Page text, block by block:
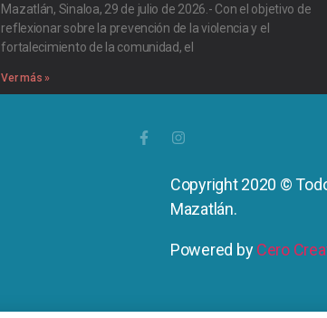
Mazatlán, Sinaloa, 29 de julio de 2026.- Con el objetivo de
reflexionar sobre la prevención de la violencia y el
fortalecimiento de la comunidad, el
Ver más »
Copyright 2020 ©
Mazatlán.
Powered byCero